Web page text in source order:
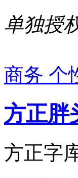
单独授
商务 个
方正胖
方正字